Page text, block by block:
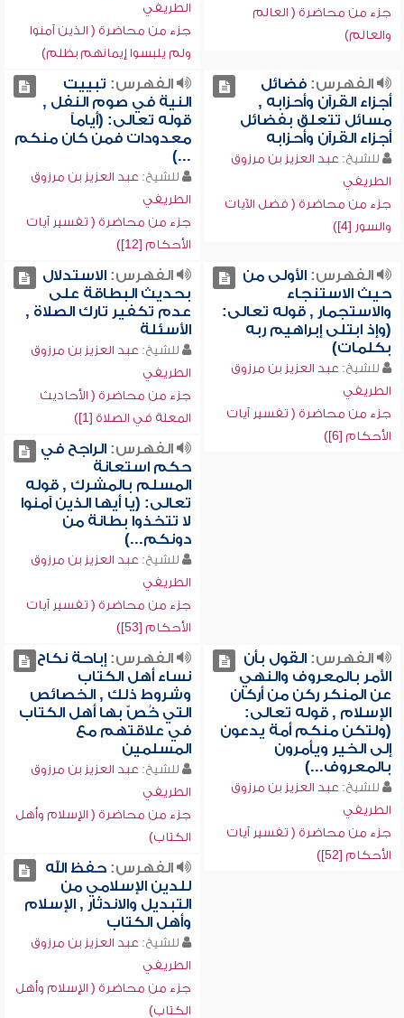
جزء من محاضرة ( العالِم
والعالَم)
الطريفي
جزء من محاضرة ( الذين آمنوا
ولم يلبسوا إيمانهم بظلم)
الفهرس:فضائل
أجزاء القرآن وأحزابه ,
مسائل تتعلق بفضائل
أجزاء القرآن وأحزابه
للشيخ: عبد العزيز بن مرزوق
الطريفي
جزء من محاضرة ( فضل الآيات
والسور [4])
الفهرس: تبييت
النية في صوم النفل ,
قوله تعالى: (أياماً
معدودات فمن كان منكم
...)
للشيخ: عبد العزيز بن مرزوق
الطريفي
جزء من محاضرة ( تفسير آيات
الأحكام [12])
الفهرس:الأولى من
حيث الاستنجاء
والاستجمار , قوله تعالى:
(وإذ ابتلى إبراهيم ربه
بكلمات)
للشيخ: عبد العزيز بن مرزوق
الطريفي
جزء من محاضرة ( تفسير آيات
الأحكام [6])
الفهرس:الاستدلال
بحديث البطاقة على
عدم تكفير تارك الصلاة ,
الأسئلة
للشيخ: عبد العزيز بن مرزوق
الطريفي
جزء من محاضرة ( الأحاديث
المعلة في الصلاة [1])
الفهرس:الراجح في
حكم استعانة
المسلم بالمشرك , قوله
تعالى: (يا أيها الذين آمنوا
لا تتخذوا بطانة من
دونكم...)
للشيخ: عبد العزيز بن مرزوق
الطريفي
جزء من محاضرة ( تفسير آيات
الأحكام [53])
الفهرس:القول بأن
الأمر بالمعروف والنهي
عن المنكر ركن من أركان
الإسلام , قوله تعالى:
(ولتكن منكم أمة يدعون
إلى الخير ويأمرون
بالمعروف...)
للشيخ: عبد العزيز بن مرزوق
الطريفي
جزء من محاضرة ( تفسير آيات
الأحكام [52])
الفهرس:إباحة نكاح
نساء أهل الكتاب
وشروط ذلك , الخصائص
التي خُصّ بها أهل الكتاب
في علاقتهم مع
المسلمين
للشيخ: عبد العزيز بن مرزوق
الطريفي
جزء من محاضرة ( الإسلام وأهل
الكتاب)
الفهرس:حفظ الله
للدين الإسلامي من
التبديل والاندثار , الإسلام
وأهل الكتاب
للشيخ: عبد العزيز بن مرزوق
الطريفي
جزء من محاضرة ( الإسلام وأهل
الكتاب)